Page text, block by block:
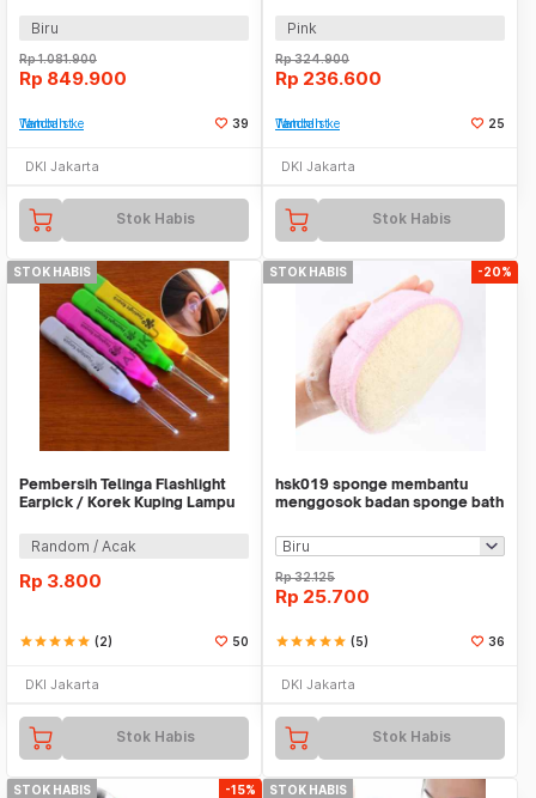
Biru
Rp1.081.900
Rp 849.900
Tambah ke Watchlist 39
DKI Jakarta
Stok Habis
Pink
Rp324.900
Rp 236.600
Tambah ke Watchlist 25
DKI Jakarta
Stok Habis
STOK HABIS
Pembersih Telinga Flashlight
Earpick / Korek Kuping Lampu
Random / Acak
Rp 3.800
starstarstarstarstar (2) 50
DKI Jakarta
Stok Habis
STOK HABIS -20%
hsk019 sponge membantu
menggosok badan sponge bath
Rp32.125
Rp 25.700
starstarstarstarstar (5) 36
DKI Jakarta
Stok Habis
STOK HABIS -15% STOK HABIS